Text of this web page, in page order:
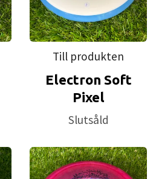
Till produkten
Electron Soft
Pixel
Slutsåld